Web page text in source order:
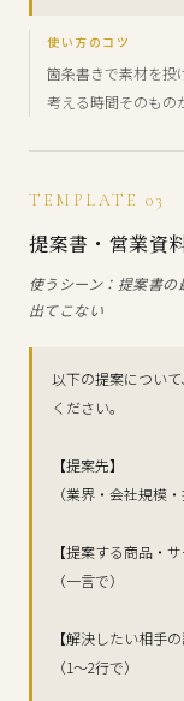
使い方のコツ
箇条書きで素材を投
考える時間そのもの
TEMPLATE 03
提案書・営業資
使うシーン：提案書
出てこない
以下の提案につい
ください。
【提案先】
（業界・会社規模
【提案する商品・サ
（一言で）
【解決したい相手の
（1〜2行で）